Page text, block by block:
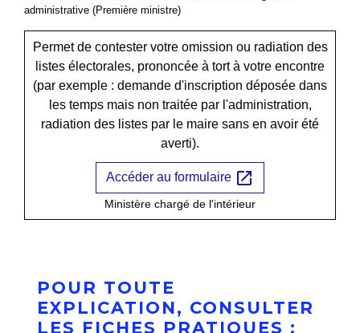
administrative (Première ministre)
Permet de contester votre omission ou radiation des
listes électorales, prononcée à tort à votre encontre
(par exemple : demande d'inscription déposée dans
les temps mais non traitée par l'administration,
radiation des listes par le maire sans en avoir été
averti).
Accéder au formulaire open_in_new
Ministère chargé de l'intérieur
POUR TOUTE
EXPLICATION, CONSULTER
LES FICHES PRATIQUES :